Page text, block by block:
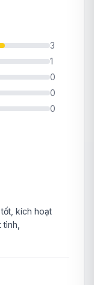
3
1
0
0
0
kích hoạt